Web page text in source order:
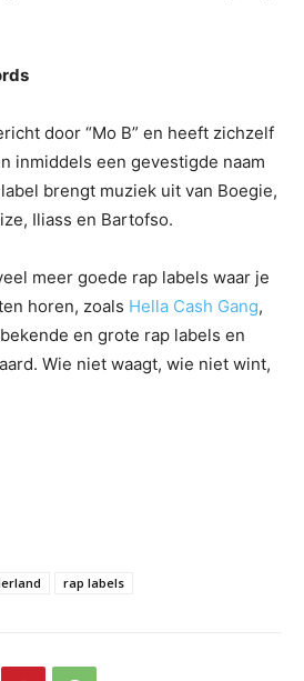
door “Mo B” en heeft zichzelf
inmiddels een gevestigde naam
brengt muziek uit van Boegie,
Iliass en Bartofso.
meer goede rap labels waar je
horen, zoals Hella Cash Gang,
en grote rap labels en
Wie niet waagt, wie niet wint,
rap labels